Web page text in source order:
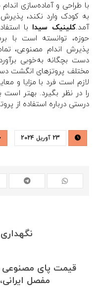
با طراحی و آماده‌سازی
به کودک وارد نکند،
آمد.کلینیک سیدا با
حوزه، توانسته است با
پذیرش اندام مصنوعی،
دست بچگانه به‌خوبی
مختلف پروتزهای انگشت
لازم است فرد با مزایا و
را در نظر بگیرد. بهتر
درستی درباره استفاده از
23 آوریل 2024
مفصل